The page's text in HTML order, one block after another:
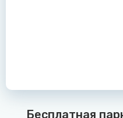
Бесплатная